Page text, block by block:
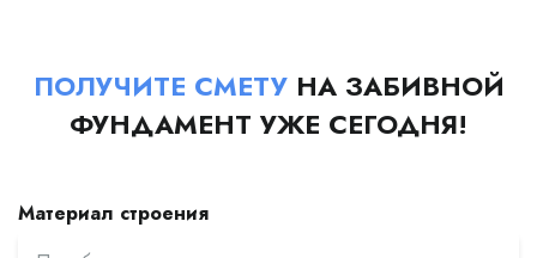
ПОЛУЧИТЕ СМЕТУНА ЗАБИВНОЙ
ФУНДАМЕНТ УЖЕ СЕГОДНЯ!
Материал строения